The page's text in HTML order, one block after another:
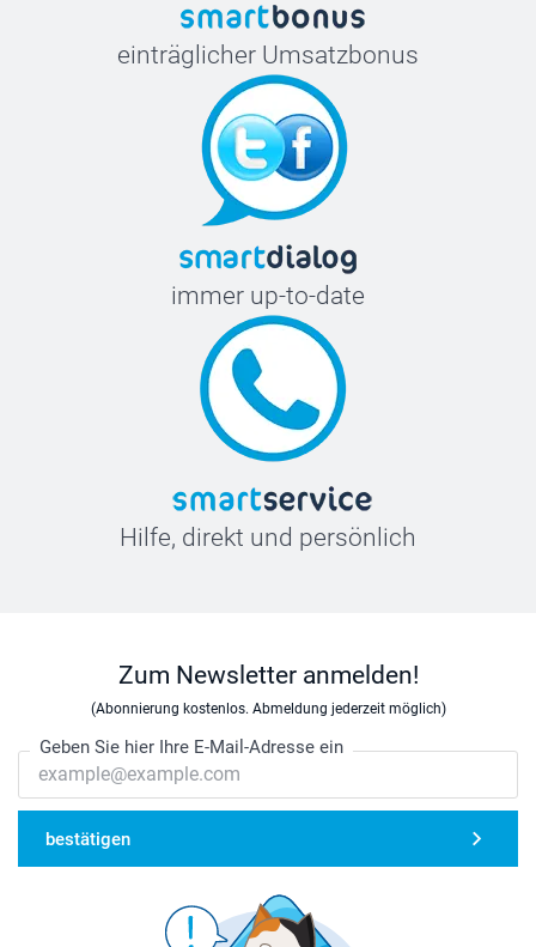
einträglicher Umsatzbonus
immer up-to-date
Hilfe, direkt und persönlich
Zum Newsletter anmelden!
(Abonnierung kostenlos. Abmeldung jederzeit möglich)
Geben Sie hier Ihre E-Mail-Adresse ein
bestätigen